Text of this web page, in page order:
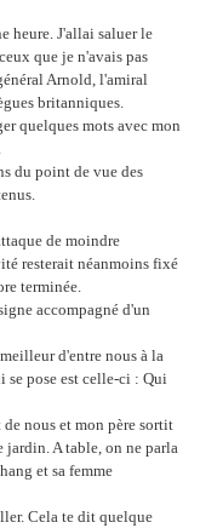
heure. J'allai saluer le
que je n'avais pas
Arnold, l'amiral
britanniques.
quelques mots avec mon
du point de vue des
de moindre
resterait néanmoins fixé
terminée.
accompagné d'un
d'entre nous à la
se pose est celle-ci : Qui
nous et mon père sortit
jardin. A table, on ne parla
et sa femme
Cela te dit quelque